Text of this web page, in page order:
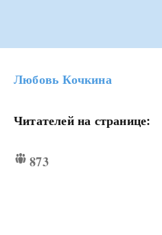
Любовь Кочкина
Читателей на странице:
873